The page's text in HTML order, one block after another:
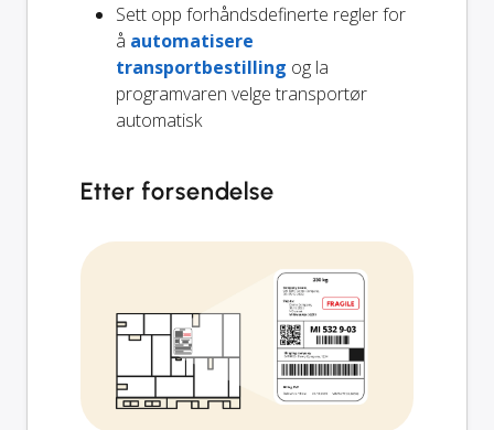
Sett opp forhåndsdefinerte regler for
å automatisere
transportbestilling og la
programvaren velge transportør
automatisk
Etter forsendelse